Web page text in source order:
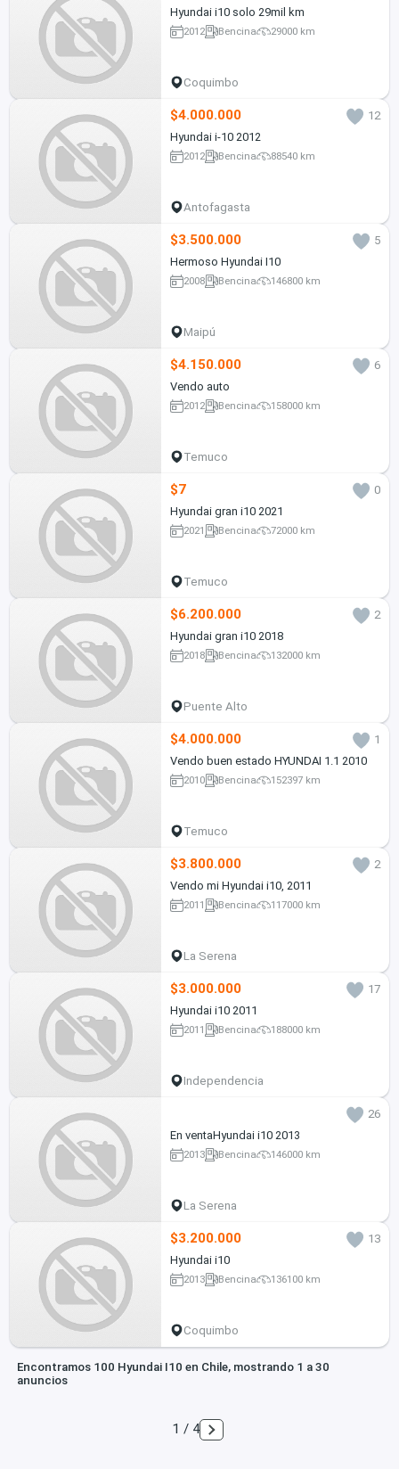
Hyundai i10 solo 29mil km
2012 Bencina 29000 km
Coquimbo
$4.000.000
12
Hyundai i-10 2012
2012 Bencina 88540 km
Antofagasta
$3.500.000
5
Hermoso Hyundai I10
2008 Bencina 146800 km
Maipú
$4.150.000
6
Vendo auto
2012 Bencina 158000 km
Temuco
$7
0
Hyundai gran i10 2021
2021 Bencina 72000 km
Temuco
$6.200.000
2
Hyundai gran i10 2018
2018 Bencina 132000 km
Puente Alto
$4.000.000
1
Vendo buen estado HYUNDAI 1.1 2010
2010 Bencina 152397 km
Temuco
$3.800.000
2
Vendo mi Hyundai i10, 2011
2011 Bencina 117000 km
La Serena
$3.000.000
17
Hyundai i10 2011
2011 Bencina 188000 km
Independencia
26
En ventaHyundai i10 2013
2013 Bencina 146000 km
La Serena
$3.200.000
13
Hyundai i10
2013 Bencina 136100 km
Coquimbo
Encontramos 100 Hyundai I10 en Chile, mostrando 1 a 30
anuncios
1 / 4